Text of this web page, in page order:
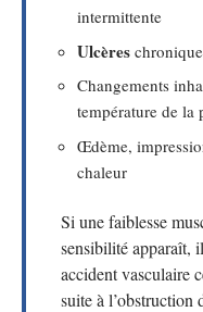
intermittente
Ulcères
Changements
température de la
Œdème,
chaleur
Si une faiblesse
sensibilité apparaît,
accident vasculaire
suite à l’obstruction